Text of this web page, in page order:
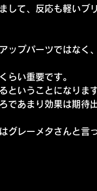
して、反応も軽いブ
ップパーツではなく
らい重要です。
ということになりま
であまり効果は期待
グレーメタさんと言